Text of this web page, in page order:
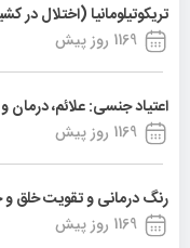
تریکوتیلومانیا (اختلال در
1169 روز پیش
اعتیاد جنسی: علائم، درمان
1169 روز پیش
رنگ درمانی و تقویت خلق
1169 روز پیش